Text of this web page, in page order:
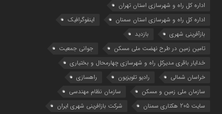
اداره کل راه و شهرسازی استان تهران
اداره کل راه و شهرسازی استان سمنان
اینفوگرافیک
بازآفرینی شهری
بازدید
تامین زمین در طرح نهضت ملی مسکن
جوانی جمعیت
خدایار باقری مدیرکل راه و شهرسازی چهارمحال و بختیاری
خراسان شمالی
رادیو تلویزیون
راهسازی
سازمان ملی زمین و مسکن
سازمان نظام مهندسی
سایت 205 هکتاری سمنان
شرکت بازافرینی شهری ایران